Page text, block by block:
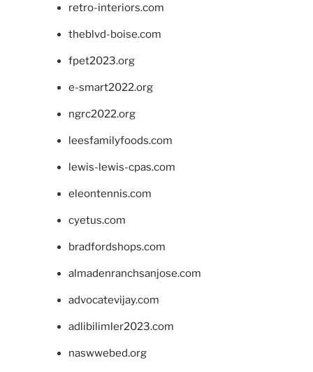
retro-interiors.com
theblvd-boise.com
fpet2023.org
e-smart2022.org
ngrc2022.org
leesfamilyfoods.com
lewis-lewis-cpas.com
eleontennis.com
cyetus.com
bradfordshops.com
almadenranchsanjose.com
advocatevijay.com
adlibilimler2023.com
naswwebed.org